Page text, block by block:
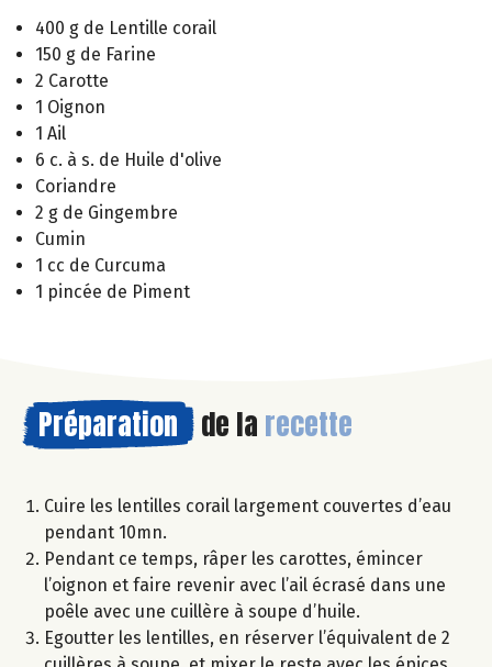
400 g de Lentille corail
150 g de Farine
2 Carotte
1 Oignon
1 Ail
6 c. à s. de Huile d'olive
Coriandre
2 g de Gingembre
Cumin
1 cc de Curcuma
1 pincée de Piment
Préparation de la recette
Cuire les lentilles corail largement couvertes d’eau
pendant 10mn.
Pendant ce temps, râper les carottes, émincer
l’oignon et faire revenir avec l’ail écrasé dans une
poêle avec une cuillère à soupe d’huile.
Egoutter les lentilles, en réserver l’équivalent de 2